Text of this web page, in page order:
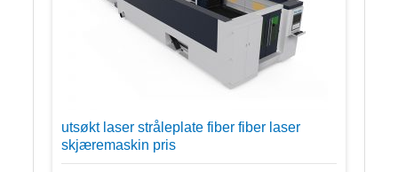
utsøkt laser stråleplate fiber fiber laser
skjæremaskin pris